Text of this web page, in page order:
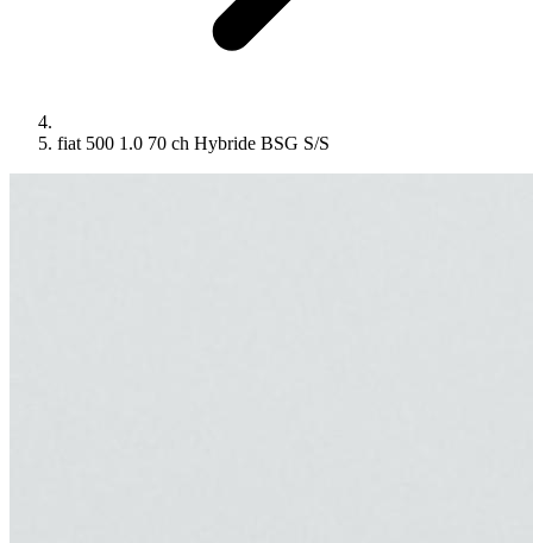
fiat 500 1.0 70 ch Hybride BSG S/S